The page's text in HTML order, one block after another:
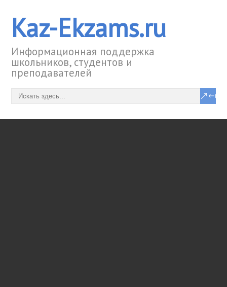
Kaz-Ekzams.ru
Информационная поддержка
школьников, студентов и
преподавателей